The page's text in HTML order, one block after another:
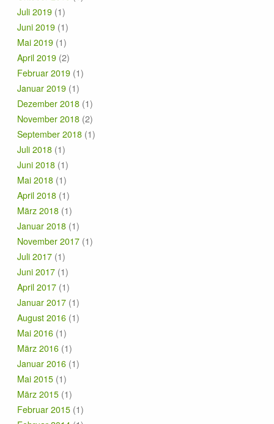
Juli 2019 (1)
Juni 2019 (1)
Mai 2019 (1)
April 2019 (2)
Februar 2019 (1)
Januar 2019 (1)
Dezember 2018 (1)
November 2018 (2)
September 2018 (1)
Juli 2018 (1)
Juni 2018 (1)
Mai 2018 (1)
April 2018 (1)
März 2018 (1)
Januar 2018 (1)
November 2017 (1)
Juli 2017 (1)
Juni 2017 (1)
April 2017 (1)
Januar 2017 (1)
August 2016 (1)
Mai 2016 (1)
März 2016 (1)
Januar 2016 (1)
Mai 2015 (1)
März 2015 (1)
Februar 2015 (1)